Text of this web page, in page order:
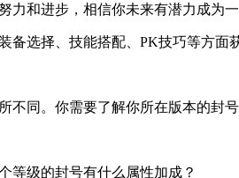
力和进步，相信你未来有潜力成为一
备选择、技能搭配、PK技巧等方面
不同。你需要了解你所在版本的封号
等级的封号有什么属性加成？